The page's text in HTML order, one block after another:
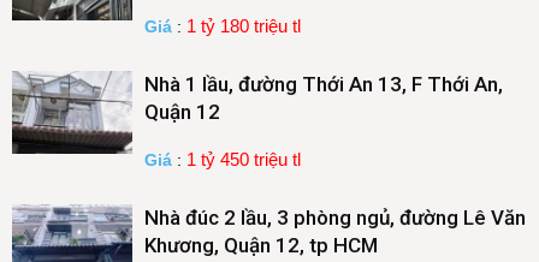
Giá : 1 tỷ 180 triệu tl
Nhà 1 lầu, đường Thới An 13, F Thới An,
Quận 12
Giá : 1 tỷ 450 triệu tl
Nhà đúc 2 lầu, 3 phòng ngủ, đường Lê Văn
Khương, Quận 12, tp HCM